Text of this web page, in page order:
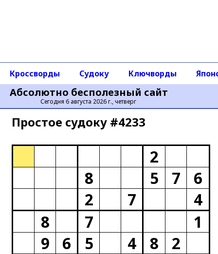
Абсолютно бесполезный сайт
Сегодня 6 августа 2026 г., четверг
Кроссворды Судоку Ключворды
Простое cудоку #4233
2
8
5 7
6
2
7
4
8
7
1
9
6 5 4 8
2